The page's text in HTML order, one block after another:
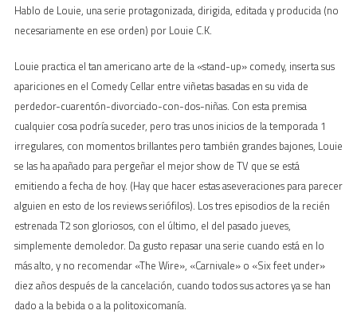
Hablo de Louie, una serie protagonizada, dirigida, editada y producida (no
necesariamente en ese orden) por Louie C.K.
Louie practica el tan americano arte de la «stand-up» comedy, inserta sus
apariciones en el Comedy Cellar entre viñetas basadas en su vida de
perdedor-cuarentón-divorciado-con-dos-niñas. Con esta premisa
cualquier cosa podría suceder, pero tras unos inicios de la temporada 1
irregulares, con momentos brillantes pero también grandes bajones, Louie
se las ha apañado para pergeñar el mejor show de TV que se está
emitiendo a fecha de hoy. (Hay que hacer estas aseveraciones para parecer
alguien en esto de los reviews seriófilos). Los tres episodios de la recién
estrenada T2 son gloriosos, con el último, el del pasado jueves,
simplemente demoledor. Da gusto repasar una serie cuando está en lo
más alto, y no recomendar «The Wire», «Carnivale» o «Six feet under»
diez años después de la cancelación, cuando todos sus actores ya se han
dado a la bebida o a la politoxicomanía.